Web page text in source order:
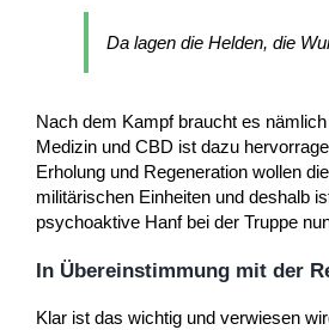
Da lagen die Helden, die
Nach dem Kampf braucht es
Medizin und CBD ist dazu
Erholung und Regeneration wollen
militärischen Einheiten und deshalb
psychoaktive Hanf bei der Truppe
In Übereinstimmung mit der
Klar ist das wichtig und verwiesen